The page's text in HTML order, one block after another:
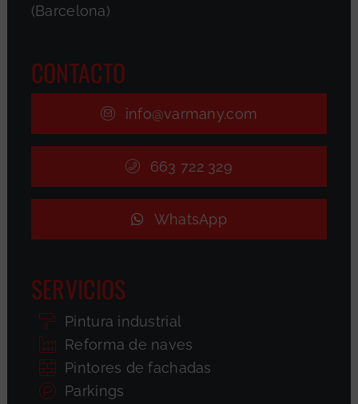
(Barcelona)
CONTACTO
info@varmany.com
663 722 329
WhatsApp
SERVICIOS
Pintura industrial
Reforma de naves
Pintores de fachadas
Parkings